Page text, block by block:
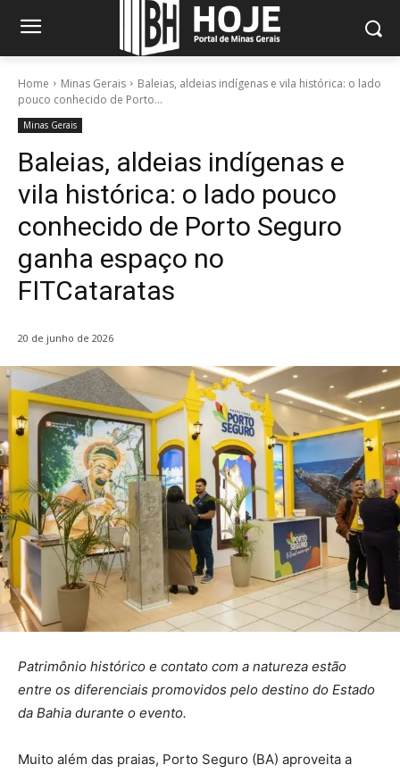
Home Minas Gerais
Baleias, aldeias indígenas e vila histórica: o lado
pouco conhecido de Porto...
Minas Gerais
Baleias, aldeias indígenas e
vila histórica: o lado pouco
conhecido de Porto Seguro
ganha espaço no
FITCataratas
20 de junho de 2026
Patrimônio histórico e contato com a natureza estão
entre os diferenciais promovidos pelo destino do Estado
da Bahia durante o evento.
Muito além das praias, Porto Seguro (BA) aproveita a